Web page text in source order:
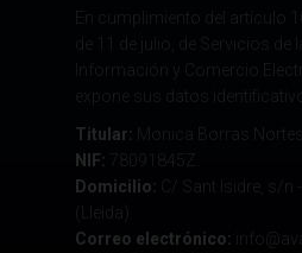
En cumplimiento del artículo
de 11 de julio, de Servicios de
Información y Comercio
expone sus datos
Titular: Monica Borras Nortes.
NIF: 78091845Z.
Domicilio: C/ Sant Isidre, s/n
(Lleida).
Correo electrónico: